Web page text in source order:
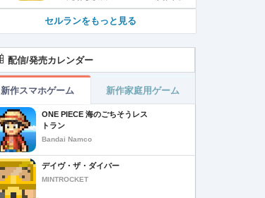
セルランをもっと見る
配信/発売カレンダー
新作スマホゲーム 新作家庭用ゲーム
ONE PIECE 海のごちそうレス
トラン
Bandai Namco
デイヴ・ザ・ダイバー
MINTROCKET